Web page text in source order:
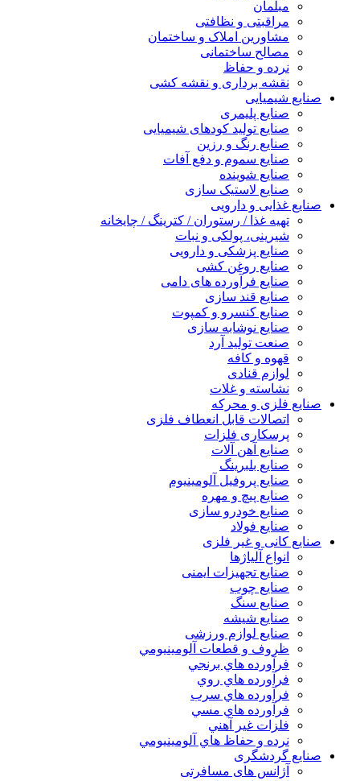
مبلمان
مراقبتی و نظافتی
مشاورین املاک و ساختمان
مصالح ساختمانی
نرده و حفاظ
نقشه برداری و نقشه کشی
صنایع شیمیایی
صنایع پلیمری
صنایع تولید کودهای شیمیایی
صنایع رنگ و رزین
صنایع سموم و دفع آفات
صنایع شوینده
صنایع لاستیک سازی
صنایع غذایی و دارویی
تهیه غذا / رستوران / کترینگ / چایخانه
شیرینی، پولکی و نبات
صنایع پزشکی و دارویی
صنایع روغن کشی
صنایع فرآورده های دامی
صنایع قند سازی
صنایع کنسرو و کمپوت
صنایع نوشابه سازی
صنعت تولید آرد
قهوه و کافه
لوازم قنادی
نشاسته و غلات
صنایع فلزی و محرکه
اتصالات قابل انعطاف فلزی
پرسکاری فلزات
صنایع آهن آلات
صنایع بلبرینگ
صنایع پروفیل آلومینیوم
صنایع پیچ و مهره
صنایع خودرو سازی
صنایع فولاد
صنایع کانی و غیر فلزی
انواع آلياژها
صنایع تجهیزات ایمنی
صنایع چوب
صنایع سنگ
صنایع شیشه
صنایع لوازم ورزشی
ظروف و قطعات آلومينيومي
فرآورده هاي برنجي
فرآورده هاي روي
فرآورده هاي سرب
فرآورده هاي مسي
فلزات غير آهني
نرده و حفاظ هاي آلومينيومي
صنایع گردشگری
آژانس های مسافرتی